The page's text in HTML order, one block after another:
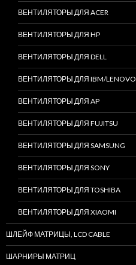
ВЕНТИЛЯТОРЫ ДЛЯ ACER
ВЕНТИЛЯТОРЫ ДЛЯ HP
ВЕНТИЛЯТОРЫ ДЛЯ DELL
ВЕНТИЛЯТОРЫ ДЛЯ IBM/LENOVO
ВЕНТИЛЯТОРЫ ДЛЯ AP
ВЕНТИЛЯТОРЫ ДЛЯ FUJITSU
ВЕНТИЛЯТОРЫ ДЛЯ SAMSUNG
ВЕНТИЛЯТОРЫ ДЛЯ SONY
ВЕНТИЛЯТОРЫ ДЛЯ TOSHIBA
ВЕНТИЛЯТОРЫ ДЛЯ XIAOMI
ШЛЕЙФ МАТРИЦЫ, LCD CABLE
ШАРНИРЫ МАТРИЦ